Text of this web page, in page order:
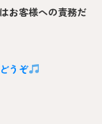
お客様への責務だ
うぞ